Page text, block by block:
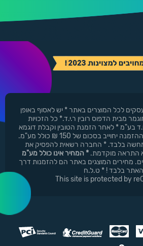
- עד 7 ימי עסקים לכל המוצרים באתר * יש לאסוף באופן
מבית הדפוס רובין ר.י.ד.* כל הזכויות
בע"מ * לאחר הזמנת הטובין וקבלת דוגמא
גרפית ( סקיצה ). ביטול ההזמנה יחוייב בסכום של 150 ₪ כולל מע"מ.
בלבד. * החברה רשאית להפסיק את
התראה מוקדמת. * המחיר אינו כולל מע"מ
מחירים המוצגים באתר הם להזמנות דרך
האתר בלבד ! * ט.ל.ח
This site is protected by